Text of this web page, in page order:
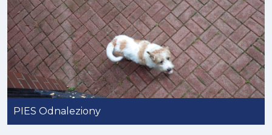
PIES Odnaleziony